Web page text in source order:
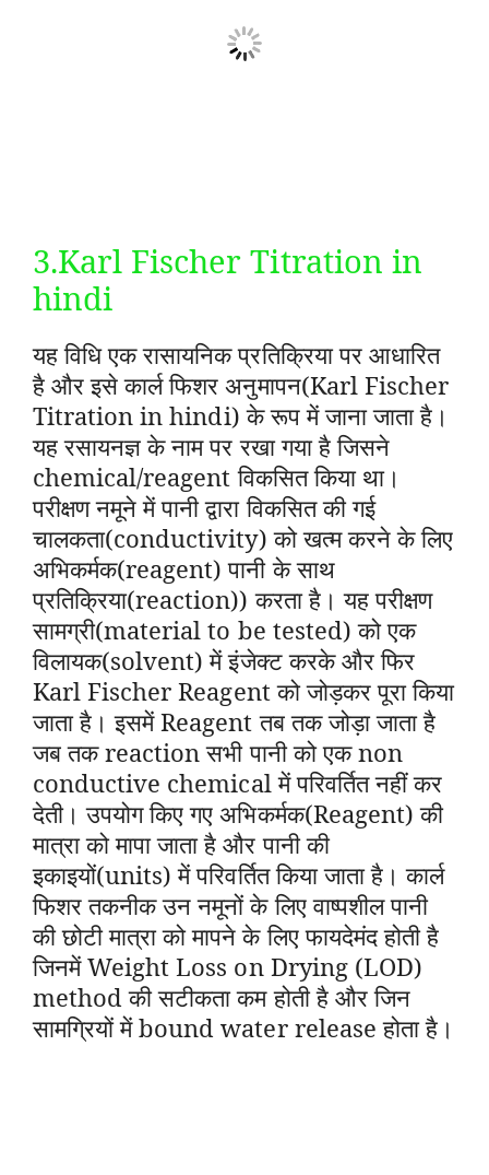
3.Karl Fischer Titration in
hindi
यह विधि एक रासायनिक प्रतिक्रिया पर आधारित
है और इसे कार्ल फिशर अनुमापन(Karl Fischer
Titration in hindi) के रूप में जाना जाता है।
यह रसायनज्ञ के नाम पर रखा गया है जिसने
chemical/reagent विकसित किया था।
परीक्षण नमूने में पानी द्वारा विकसित की गई
चालकता(conductivity) को खत्म करने के लिए
अभिकर्मक(reagent) पानी के साथ
प्रतिक्रिया(reaction)) करता है। यह परीक्षण
सामग्री(material to be tested) को एक
विलायक(solvent) में इंजेक्ट करके और फिर
Karl Fischer Reagent को जोड़कर पूरा किया
जाता है। इसमें Reagent तब तक जोड़ा जाता है
जब तक reaction सभी पानी को एक non
conductive chemical में परिवर्तित नहीं कर
देती। उपयोग किए गए अभिकर्मक(Reagent) की
मात्रा को मापा जाता है और पानी की
इकाइयों(units) में परिवर्तित किया जाता है। कार्ल
फिशर तकनीक उन नमूनों के लिए वाष्पशील पानी
की छोटी मात्रा को मापने के लिए फायदेमंद होती है
जिनमेंWeight Loss on Drying (LOD)
method की सटीकता कम होती है और जिन
सामग्रियों में bound water release होता है।